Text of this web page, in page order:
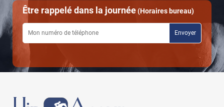
Être rappelé dans la journée(Horaires bureau)